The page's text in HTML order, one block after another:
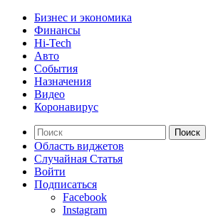
Бизнес и экономика
Финансы
Hi-Tech
Авто
События
Назначения
Видео
Коронавирус
Поиск
Область виджетов
Случайная Статья
Войти
Подписаться
Facebook
Instagram